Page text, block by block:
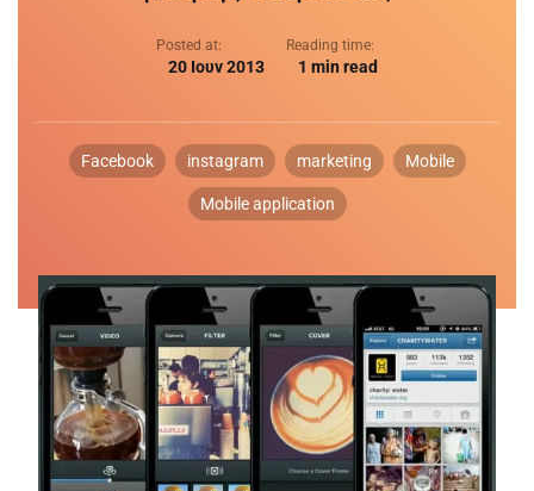
Posted at:
20 Ιουν 2013
Reading time:
1 min read
Facebook instagram marketing Mobile
Mobile application